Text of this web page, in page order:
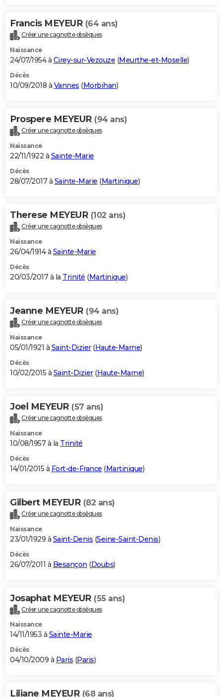
Francis MEYEUR (64 ans)
Créer une cagnotte obsèques
Naissance
24/07/1954 à Cirey-sur-Vezouze (Meurthe-et-Moselle)
Décès
10/09/2018 à Vannes (Morbihan)
Prospere MEYEUR (94 ans)
Créer une cagnotte obsèques
Naissance
22/11/1922 à Sainte-Marie
Décès
28/07/2017 à Sainte-Marie (Martinique)
Therese MEYEUR (102 ans)
Créer une cagnotte obsèques
Naissance
26/04/1914 à Sainte-Marie
Décès
20/03/2017 à la Trinité (Martinique)
Jeanne MEYEUR (94 ans)
Créer une cagnotte obsèques
Naissance
05/01/1921 à Saint-Dizier(Haute-Marne)
Décès
10/02/2015 à Saint-Dizier(Haute-Marne)
Joel MEYEUR (57 ans)
Créer une cagnotte obsèques
Naissance
10/08/1957 à la Trinité
Décès
14/01/2015 à Fort-de-France (Martinique)
Gilbert MEYEUR (82 ans)
Créer une cagnotte obsèques
Naissance
23/01/1929 à Saint-Denis (Seine-Saint-Denis)
Décès
26/07/2011 à Besançon (Doubs)
Josaphat MEYEUR (55 ans)
Créer une cagnotte obsèques
Naissance
14/11/1953 à Sainte-Marie
Décès
04/10/2009 à Paris (Paris)
Liliane MEYEUR (68 ans)